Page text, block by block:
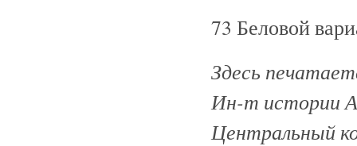
73 Беловой
Здесь
Ин-т истории
Центральный